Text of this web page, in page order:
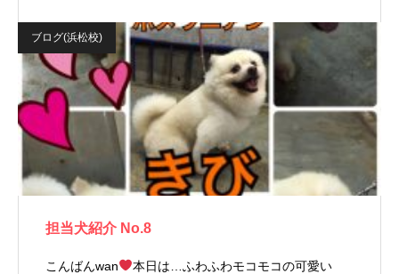
ブログ(浜松校)
担当犬紹介 No.8
こんばんwan
本日は…ふわふわモコモコの可愛い